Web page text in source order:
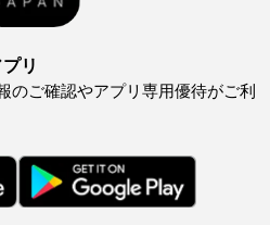
リ
のご確認やアプリ専用優待がご利